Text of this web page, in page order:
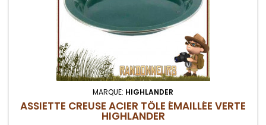
MARQUE: HIGHLANDER
ASSIETTE CREUSE ACIER TÔLE ÉMAILLÉE VERTE
HIGHLANDER